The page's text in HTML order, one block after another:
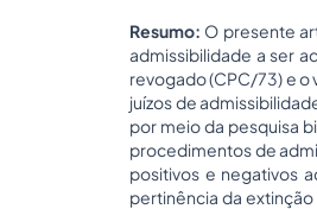
Resumo: O presente
admissibilidade a ser
revogado (CPC/73) e o
juízos de
por meio da pesquisa
procedimentos de
positivos e negativos
pertinência da